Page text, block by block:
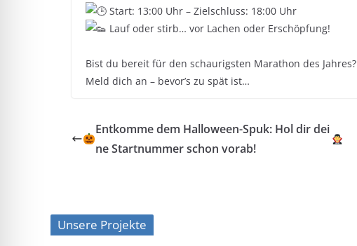
Start: 13:00 Uhr – Zielschluss: 18:00 Uhr
Lauf oder stirb… vor Lachen oder Erschöpfung!
Bist du bereit für den schaurigsten Marathon des Jahres?
Meld dich an – bevor’s zu spät ist…
Entkomme dem Halloween-Spuk: Hol dir dei
ne Startnummer schon vorab!
Unsere Projekte